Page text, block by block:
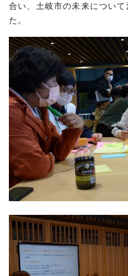
合い、土岐市の未来につい
た。